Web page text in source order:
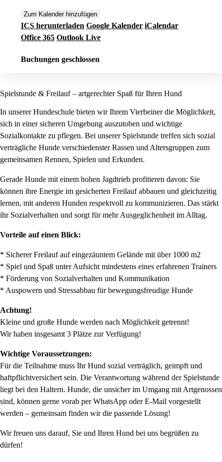
Zum Kalender hinzufügen
ICS herunterladen Google Kalender iCalendar
Office 365 Outlook Live
Buchungen geschlossen
Spielstunde & Freilauf – artgerechter Spaß für Ihren Hund
In unserer Hundeschule bieten wir Ihrem Vierbeiner die Möglichkeit,
sich in einer sicheren Umgebung auszutoben und wichtige
Sozialkontakte zu pflegen. Bei unserer Spielstunde treffen sich sozial
verträgliche Hunde verschiedenster Rassen und Altersgruppen zum
gemeinsamen Rennen, Spielen und Erkunden.
Gerade Hunde mit einem hohen Jagdtrieb profitieren davon: Sie
können ihre Energie im gesicherten Freilauf abbauen und gleichzeitig
lernen, mit anderen Hunden respektvoll zu kommunizieren. Das stärkt
ihr Sozialverhalten und sorgt für mehr Ausgeglichenheit im Alltag.
Vorteile auf einen Blick:
* Sicherer Freilauf auf eingezäuntem Gelände mit über 1000 m2
* Spiel und Spaß unter Aufsicht mindestens eines erfahrenen Trainers
* Förderung von Sozialverhalten und Kommunikation
* Auspowern und Stressabbau für bewegungsfreudige Hunde
Achtung!
Kleine und große Hunde werden nach Möglichkeit getrennt!
Wir haben insgesamt 3 Plätze zur Verfügung!
Wichtige Voraussetzungen:
Für die Teilnahme muss Ihr Hund sozial verträglich, geimpft und
haftpflichtversichert sein. Die Verantwortung während der Spielstunde
liegt bei den Haltern. Hunde, die unsicher im Umgang mit Artgenossen
sind, können gerne vorab per WhatsApp oder E-Mail vorgestellt
werden – gemeinsam finden wir die passende Lösung!
Wir freuen uns darauf, Sie und Ihren Hund bei uns begrüßen zu
dürfen!